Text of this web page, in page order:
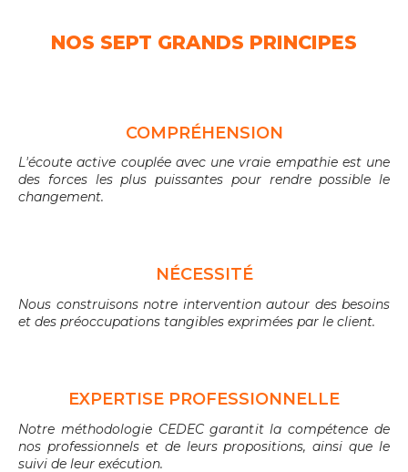
NOS SEPT GRANDS PRINCIPES
COMPRÉHENSION
L'écoute active couplée avec une vraie empathie est une
des forces les plus puissantes pour rendre possible le
changement.
NÉCESSITÉ
Nous construisons notre intervention autour des besoins
et des préoccupations tangibles exprimées par le client.
EXPERTISE PROFESSIONNELLE
Notre méthodologie CEDEC garantit la compétence de
nos professionnels et de leurs propositions, ainsi que le
suivi de leur exécution.